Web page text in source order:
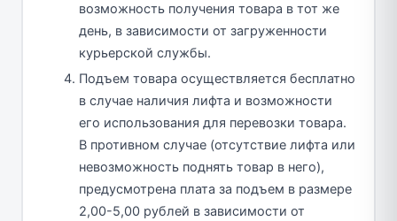
возможность получения товара в тот же
день, в зависимости от загруженности
курьерской службы.
Подъем товара осуществляется бесплатно
в случае наличия лифта и возможности
его использования для перевозки товара.
В противном случае (отсутствие лифта или
невозможность поднять товар в него),
предусмотрена плата за подъем в размере
2,00-5,00 рублей в зависимости от